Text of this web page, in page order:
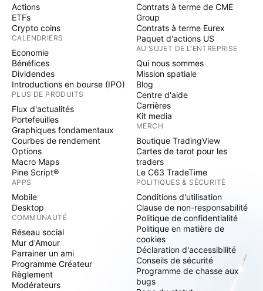
Actions
ETFs
Crypto coins
CALENDRIERS
Economie
Bénéfices
Dividendes
Introductions en bourse (IPO)
PLUS DE PRODUITS
Flux d'actualités
Portefeuilles
Graphiques fondamentaux
Courbes de rendement
Options
Macro Maps
Pine Script®
APPS
Mobile
Desktop
COMMUNAUTÉ
Réseau social
Mur d'Amour
Parrainer un ami
Programme Créateur
Règlement
Modérateurs
Contrats à terme de CME
Group
Contrats à terme Eurex
Paquet d'actions US
AU SUJET DE L'ENTREPRISE
Qui nous sommes
Mission spatiale
Blog
Centre d'aide
Carrières
Kit media
MERCH
Boutique TradingView
Cartes de tarot pour les
traders
Le C63 TradeTime
POLITIQUES & SÉCURITÉ
Conditions d'utilisation
Clause de non-responsabilité
Politique de confidentialité
Politique en matière de
cookies
Déclaration d'accessibilité
Conseils de sécurité
Programme de chasse aux
bugs